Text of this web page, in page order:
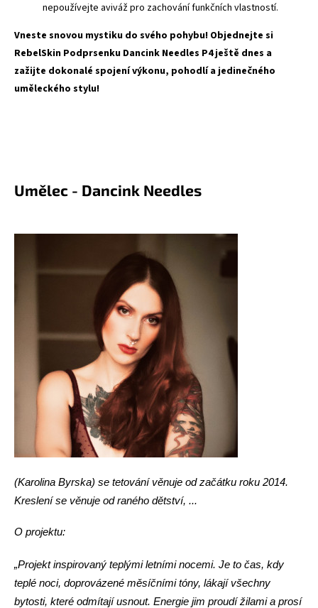
nepoužívejte aviváž pro zachování funkčních vlastností.
Vneste snovou mystiku do svého pohybu! Objednejte si
RebelSkin Podprsenku Dancink Needles P4 ještě dnes a
zažijte dokonalé spojení výkonu, pohodlí a jedinečného
uměleckého stylu!
Umělec - Dancink Needles
(Karolina Byrska) se tetování věnuje od začátku roku 2014.
Kreslení se věnuje od raného dětství, ...
O projektu:
„Projekt inspirovaný teplými letními nocemi. Je to čas, kdy
teplé noci, doprovázené měsíčními tóny, lákají všechny
bytosti, které odmítají usnout. Energie jim proudí žilami a prosí